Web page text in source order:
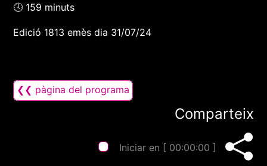
🕓 159 minuts
Edició 1813 emès dia 31/07/24
❮❮ pàgina del programa
Comparteix
Iniciar en [ 00:00:00 ]